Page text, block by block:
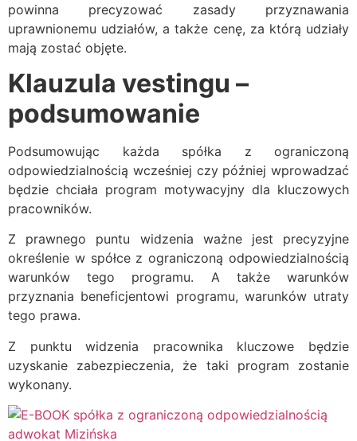
powinna precyzować zasady przyznawania
uprawnionemu udziałów, a także cenę, za którą udziały
mają zostać objęte.
Klauzula vestingu –
podsumowanie
Podsumowując każda spółka z ograniczoną
odpowiedzialnością wcześniej czy później wprowadzać
będzie chciała program motywacyjny dla kluczowych
pracowników.
Z prawnego puntu widzenia ważne jest precyzyjne
określenie w spółce z ograniczoną odpowiedzialnością
warunków tego programu. A także warunków
przyznania beneficjentowi programu, warunków utraty
tego prawa.
Z punktu widzenia pracownika kluczowe będzie
uzyskanie zabezpieczenia, że taki program zostanie
wykonany.